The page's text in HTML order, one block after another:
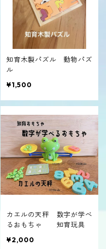
知育木製パズル 動物パズ
ル
¥1,500
カエルの天秤 数字が学べ
るおもちゃ 知育玩具
¥2,000